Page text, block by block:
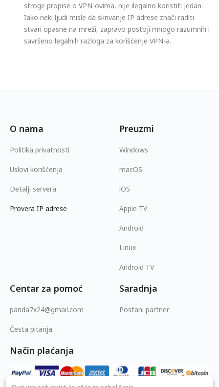
stroge propise o VPN-ovima, nije ilegalno koristiti jedan.
Iako neki ljudi misle da skrivanje IP adrese znači raditi
stvari opasne na mreži, zapravo postoji mnogo razumnih i
savršeno legalnih razloga za korišćenje VPN-a.
O nama
Politika privatnosti
Uslovi korišćenja
Detalji servera
Provera IP adrese
Preuzmi
Windows
macOS
iOS
Apple TV
Android
Linux
Android TV
Centar za pomoć
panda7x24@gmail.com
Česta pitanja
Saradnja
Postani partner
Način plaćanja